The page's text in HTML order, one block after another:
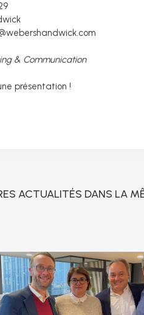
& Communication
présentation !
ACTUALITÉS DANS LA